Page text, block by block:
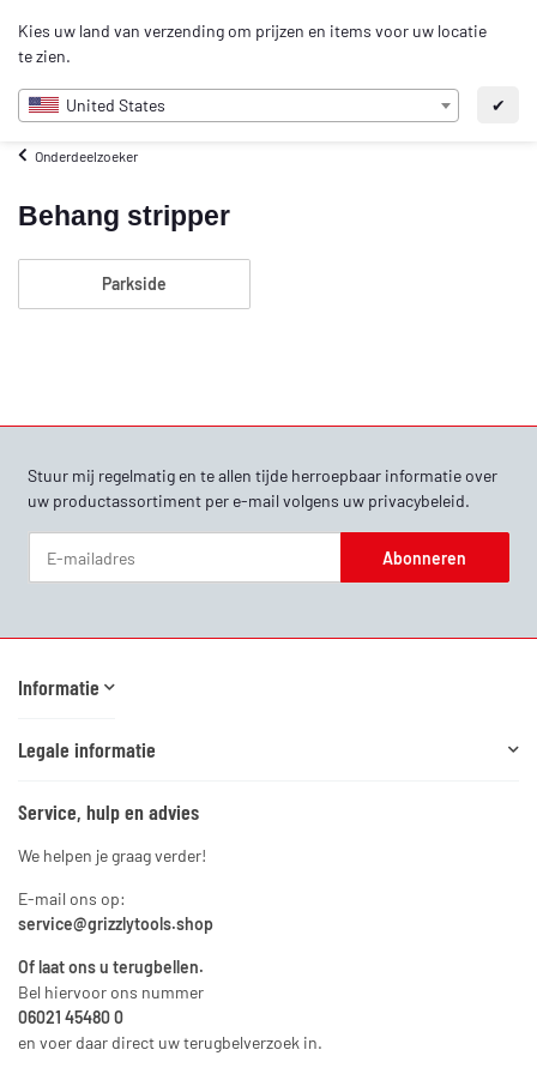
Kies uw land van verzending om prijzen en items voor uw locatie
te zien.
United States ✔
NL
Onderdeelzoeker
Behang stripper
Parkside
Stuur mij regelmatig en te allen tijde herroepbaar informatie over
uw productassortiment per e-mail volgens uw privacybeleid.
Abonneren
Informatie
Legale informatie
Service, hulp en advies
We helpen je graag verder!
E-mail ons op:
service@grizzlytools.shop
Of laat ons u terugbellen.
Bel hiervoor ons nummer
06021 45480 0
en voer daar direct uw terugbelverzoek in.